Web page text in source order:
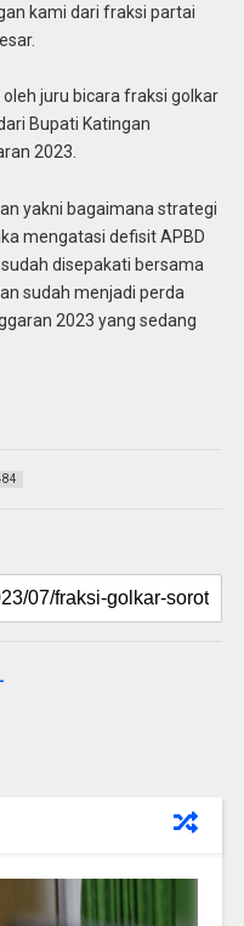
kami dari fraksi partai
juru bicara fraksi golkar
Bupati Katingan
2023.
yakni bagaimana strategi
mengatasi defisit APBD
disepakati bersama
sudah menjadi perda
2023 yang sedang